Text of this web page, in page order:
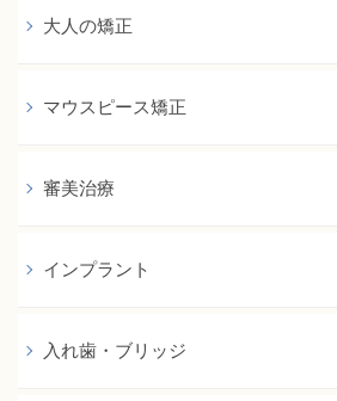
大人の矯正
マウスピース矯正
審美治療
インプラント
入れ歯・ブリッジ